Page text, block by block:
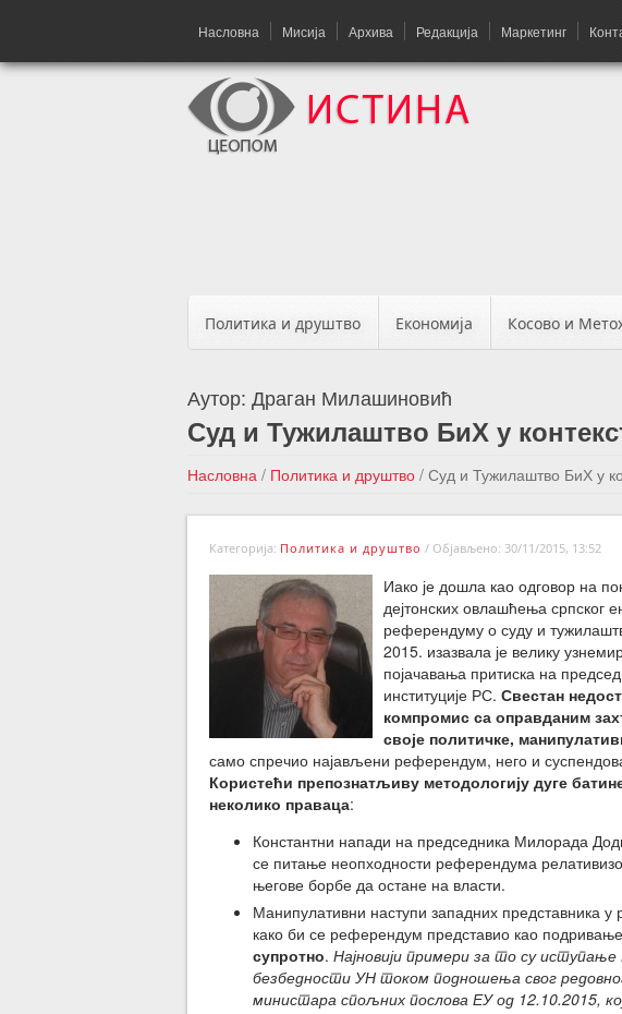
Насловна Мисија Архива Редакција Маркетинг
Политика и друштво Економија Косово и
Аутор: Драган Милашиновић
Суд и Тужилаштво БиХ у
Насловна / Политика и друштво / Суд и Тужилаштво БиХ у
Категорија: Политика и друштво / Објављено: 30/11/2015, 13:52
Иако је дошла као одговор на
дејтонских овлашћења српског
референдуму о суду и
2015. изазвала је велику
појачавања притиска на
институције РС. Свестан
компромис са оправданим
своје политичке,
само спречио најављени референдум, него и
Користећи препознатљиву методологију дуге
неколико праваца:
Константни напади на председника Милорада
се питање неопходности референдума
његове борбе да остане на власти.
Манипулативни наступи западних представника
како би се референдум представио као подривање
супротно. Најновији примери за то су
безбедности УН током подношења свог
министара спољних послова ЕУ од 12.10.2015,